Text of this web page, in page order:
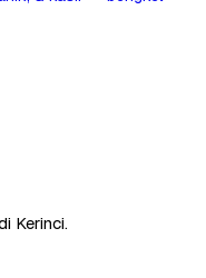
Kerinci.